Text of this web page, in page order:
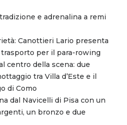
e adrenalina a remi
Canottieri Lario presenta
per il para-rowing
centro della scena: due
tra Villa d’Este e il
di Como
dal Navicelli di Pisa con un
un bronzo e due